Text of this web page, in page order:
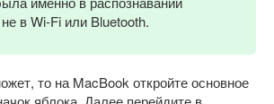
не в Wi-Fi или Bluetooth.
то на MacBook откройте основное